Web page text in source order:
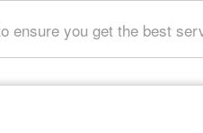
ensure you get the best